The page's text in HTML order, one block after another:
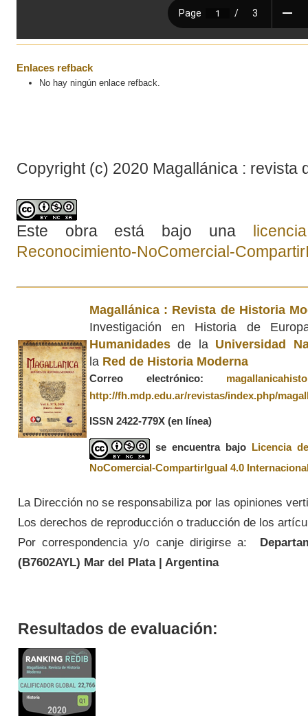
Enlaces refback
No hay ningún enlace refback.
Copyright (c) 2020 Magallánica : revista
Este obra está bajo una
Reconocimiento-NoComercial-
Magallánica : Revista de Historia
Investigación en Historia de
Humanidadesde la Universidad
la Red de Historia Moderna
Correo electrónico:
http://fh.mdp.edu.ar/revistas/index.php/
ISSN 2422-779X (en línea)
se encuentra bajo
Licencia
NoComercial-CompartirIgual 4.0
La Dirección no se responsabiliza por las opiniones
Los derechos de reproducción o traducción de los
Por correspondencia y/o canje dirigirse a:
(B7602AYL) Mar del Plata | Argentina
Resultados de evaluación: